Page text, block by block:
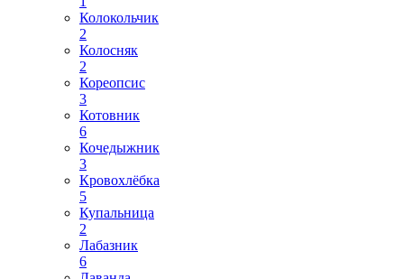
Колокольчик
2
Колосняк
2
Кореопсис
3
Котовник
6
Кочедыжник
3
Кровохлёбка
5
Купальница
2
Лабазник
6